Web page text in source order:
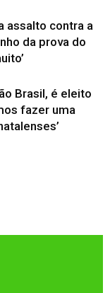
assalto contra a
da prova do
Brasil, é eleito
fazer uma